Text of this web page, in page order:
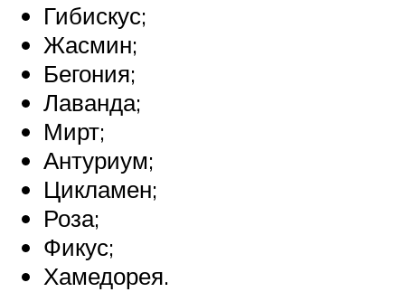
Гибискус;
Жасмин;
Бегония;
Лаванда;
Мирт;
Антуриум;
Цикламен;
Роза;
Фикус;
Хамедорея.